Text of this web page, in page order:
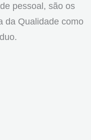
pessoal, são os
da Qualidade como